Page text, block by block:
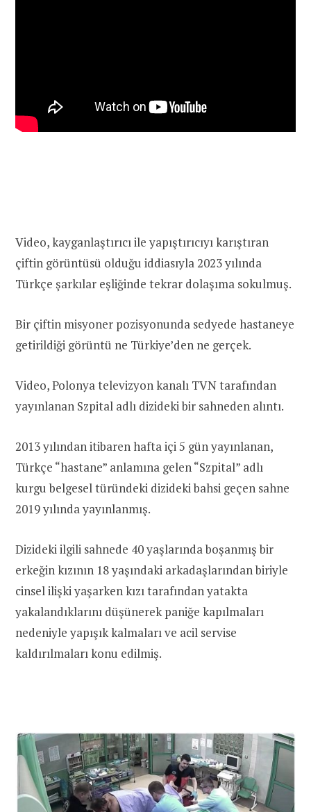
Video, kayganlaştırıcı ile yapıştırıcıyı karıştıran
çiftin görüntüsü olduğu iddiasıyla 2023 yılında
Türkçe şarkılar eşliğinde tekrar dolaşıma sokulmuş.
Bir çiftin misyoner pozisyonunda sedyede hastaneye
getirildiği görüntü ne Türkiye’den ne gerçek.
Video, Polonya televizyon kanalı TVN tarafından
yayınlanan Szpital adlı dizideki bir sahneden alıntı.
2013 yılından itibaren hafta içi 5 gün yayınlanan,
Türkçe “hastane” anlamına gelen “Szpital” adlı
kurgu belgesel türündeki dizideki bahsi geçen sahne
2019 yılında yayınlanmış.
Dizideki ilgili sahnede 40 yaşlarında boşanmış bir
erkeğin kızının 18 yaşındaki arkadaşlarından biriyle
cinsel ilişki yaşarken kızı tarafından yatakta
yakalandıklarını düşünerek paniğe kapılmaları
nedeniyle yapışık kalmaları ve acil servise
kaldırılmaları konu edilmiş.